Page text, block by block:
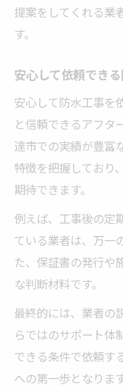
提案をしてくれる業
す。
安心して依頼でき
安心して防水工事を
と信頼できるアフタ
達市での実績が豊富
特徴を把握しており
期待できます。
例えば、工事後の定
ている業者は、万一
た、保証書の発行や
な判断材料です。
最終的には、業者の
らではのサポート体
できる条件で依頼す
への第一歩となります